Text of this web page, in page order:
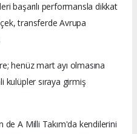
başarılı performansla dikkat
transferde Avrupa
henüz mart ayı olmasına
kulüpler sıraya girmiş
A Milli Takım'da kendilerini